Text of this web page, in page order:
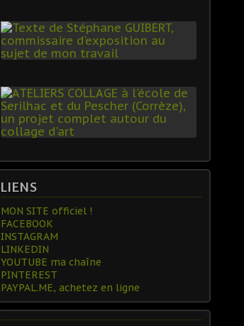
LIENS
MON SITE officiel !
FACEBOOK
INSTAGRAM
LINKEDIN
YOUTUBE ma chaîne
PINTEREST
PAYPAL.ME, achetez en ligne